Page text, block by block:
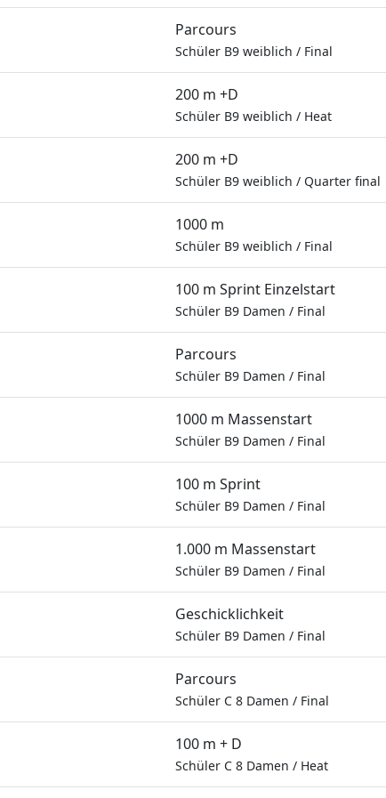
Parcours
Schüler B9 weiblich / Final
200 m +D
Schüler B9 weiblich / Heat
200 m +D
Schüler B9 weiblich / Quarter final
1000 m
Schüler B9 weiblich / Final
100 m Sprint Einzelstart
Schüler B9 Damen / Final
Parcours
Schüler B9 Damen / Final
1000 m Massenstart
Schüler B9 Damen / Final
100 m Sprint
Schüler B9 Damen / Final
1.000 m Massenstart
Schüler B9 Damen / Final
Geschicklichkeit
Schüler B9 Damen / Final
Parcours
Schüler C 8 Damen / Final
100 m + D
Schüler C 8 Damen / Heat